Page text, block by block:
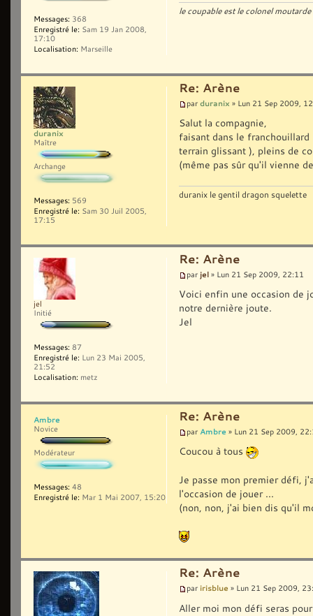
le coupable est le colonel
Messages: 368
Enregistré le: Sam 19 Jan 2008,
17:10
Localisation: Marseille
Re: Arène
par duranix » Lun 21 Sep 2009,
Salut la compagnie,
faisant dans le
terrain glissant ), pleins de
(même pas sûr qu'il vienne
duranix le gentil dragon squelette
duranix
Maître
Archange
Messages: 569
Enregistré le: Sam 30 Juil 2005,
17:15
Re: Arène
par jel » Lun 21 Sep 2009, 22:11
Voici enfin une occasion de
notre dernière joute.
Jel
jel
Initié
Messages: 87
Enregistré le: Lun 23 Mai 2005,
21:52
Localisation: metz
Re: Arène
par Ambre » Lun 21 Sep 2009,
Coucou à tous
Je passe mon premier défi,
l'occasion de jouer ...
(non, non, j'ai bien dis qu'il
Ambre
Novice
Modérateur
Messages: 48
Enregistré le: Mar 1 Mai 2007, 15:20
Re: Arène
par irisblue » Lun 21 Sep 2009,
Aller moi mon défi seras